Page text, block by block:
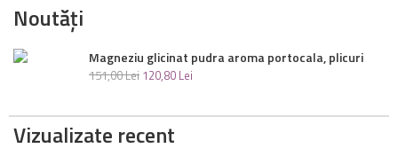
Noutăți
Magneziu glicinat pudra aroma portocala, plicuri
151,00Lei 120,80 Lei
Vizualizate recent